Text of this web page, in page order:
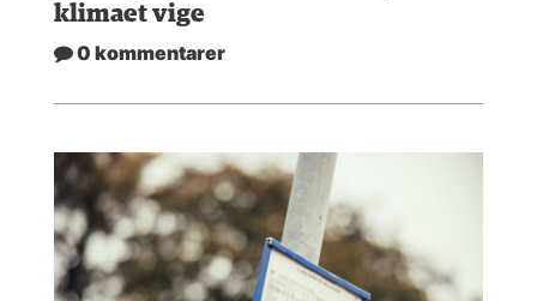
klimaet vige
0 kommentarer